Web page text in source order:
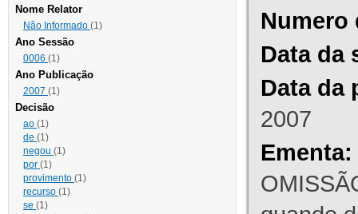
Nome Relator
Não Informado (1)
Ano Sessão
0006 (1)
Ano Publicação
2007 (1)
Decisão
ao (1)
de (1)
negou (1)
por (1)
provimento (1)
recurso (1)
se (1)
Numero
Data da
Data da
2007
Ementa: